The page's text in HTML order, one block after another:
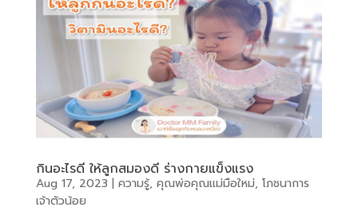
กินอะไรดี ให้ลูกสมองดี ร่างกายแข็งแรง
Aug 17, 2023 | ความรู้, คุณพ่อคุณแม่มือใหม่, โภชนาการ
เจ้าตัวน้อย